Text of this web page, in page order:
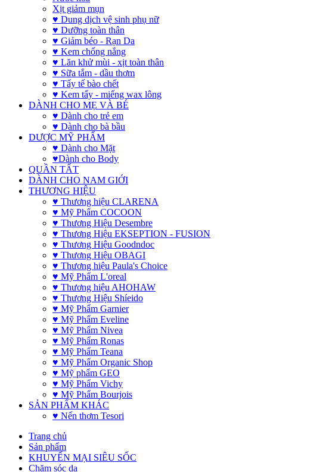
Xịt giảm mụn
♥ Dung dịch vệ sinh phụ nữ
♥ Dưỡng toàn thân
♥ Giảm béo - Rạn Da
♥ Kem chống nắng
♥ Lăn khử mùi - xịt toàn thân
♥ Sữa tắm - dầu thơm
♥ Tẩy tế bào chết
♥ Kem tẩy - miếng wax lông
DÀNH CHO MẸ VÀ BÉ
♥ Dành cho trẻ em
♥ Dành cho bà bầu
DƯỢC MỸ PHẨM
♥ Dành cho Mặt
♥Dành cho Body
QUẦN TẤT
DÀNH CHO NAM GIỚI
THƯƠNG HIỆU
♥ Thương hiệu CLARENA
♥ Mỹ Phẩm COCOON
♥ Thương Hiệu Desembre
♥ Thương Hiệu EKSEPTION - FUSION
♥ Thương Hiệu Goodndoc
♥ Thương Hiệu OBAGI
♥ Thương hiệu Paula's Choice
♥ Mỹ Phẩm L'oreal
♥ Thương hiệu AHOHAW
♥ Thương Hiệu Shíeido
♥ Mỹ Phẩm Garnier
♥ Mỹ Phẩm Eveline
♥ Mỹ Phẩm Nivea
♥ Mỹ Phẩm Ronas
♥ Mỹ Phẩm Teana
♥ Mỹ Phẩm Organic Shop
♥ Mỹ phẩm GEO
♥ Mỹ Phẩm Vichy
♥ Mỹ Phẩm Bourjois
SẢN PHẨM KHÁC
♥ Nến thơm Tesori
Trang chủ
Sản phẩm
KHUYẾN MẠI SIÊU SỐC
Chăm sóc da